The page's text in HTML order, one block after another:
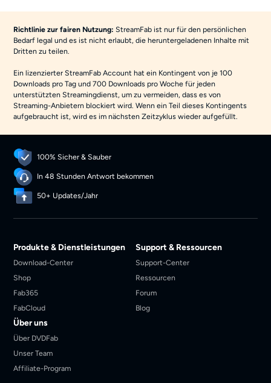
Richtlinie zur fairen Nutzung:StreamFab ist nur für den persönlichen
Bedarf legal und es ist nicht erlaubt, die heruntergeladenen Inhalte mit
Dritten zu teilen.
Ein lizenzierter StreamFab Account hat ein Kontingent von je 100
Downloads pro Tag und 700 Downloads pro Woche für jeden
unterstützten Streamingdienst, um zu vermeiden, dass es von
Streaming-Anbietern blockiert wird. Wenn ein Teil dieses Kontingents
aufgebraucht ist, wird es im nächsten Zeitzyklus wieder aufgefüllt.
100% Sicher & Sauber
In 48 Stunden Antwort bekommen
50+ Updates/Jahr
Produkte & Dienstleistungen
Download-Center
Shop
Fab365
FabCloud
Support & Ressourcen
Support-Center
Ressourcen
Forum
Blog
Über uns
Über DVDFab
Unser Team
Affiliate-Program